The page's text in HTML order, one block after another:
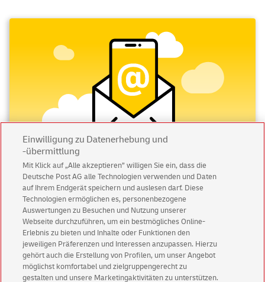
Abonnieren Sie unseren Newsletter
Immer informiert über exklusive Angebote und
Aktionen - jetzt mit Vorteil
Privatkundensichern sich einen5 € Gutschein
für POSTSCAN!
Geschäftskundenerhalten einen5 € Gutschein
Einwilligung zu Datenerhebung und
-übermittlung
Mit Klick auf „Alle akzeptieren” willigen Sie ein, dass die
Deutsche Post AG alle Technologien verwenden und Daten
auf Ihrem Endgerät speichern und auslesen darf. Diese
Technologien ermöglichen es, personenbezogene
Auswertungen zu Besuchen und Nutzung unserer
Webseite durchzuführen, um ein bestmögliches Online-
Erlebnis zu bieten und Inhalte oder Funktionen den
jeweiligen Präferenzen und Interessen anzupassen. Hierzu
gehört auch die Erstellung von Profilen, um unser Angebot
möglichst komfortabel und zielgruppengerecht zu
gestalten und unsere Marketingaktivitäten zu unterstützen.